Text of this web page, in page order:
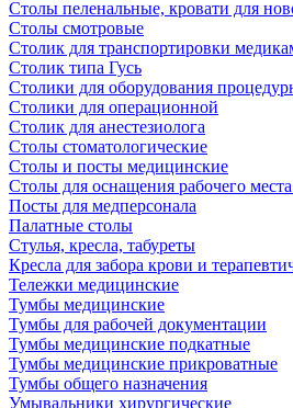
Столы пеленальные, кровати для
Столы смотровые
Столик для транспортировки
Столик типа Гусь
Столики для оборудования
Столики для операционной
Столик для анестезиолога
Столы стоматологические
Столы и посты медицинские
Столы для оснащения рабочего
Посты для медперсонала
Палатные столы
Стулья, кресла, табуреты
Кресла для забора крови и
Тележки медицинские
Тумбы медицинские
Тумбы для рабочей документации
Тумбы медицинские подкатные
Тумбы медицинские прикроватные
Тумбы общего назначения
Умывальники хирургические